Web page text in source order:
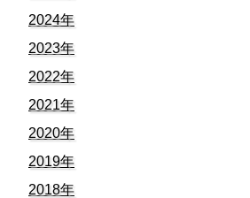
2024年
2023年
2022年
2021年
2020年
2019年
2018年